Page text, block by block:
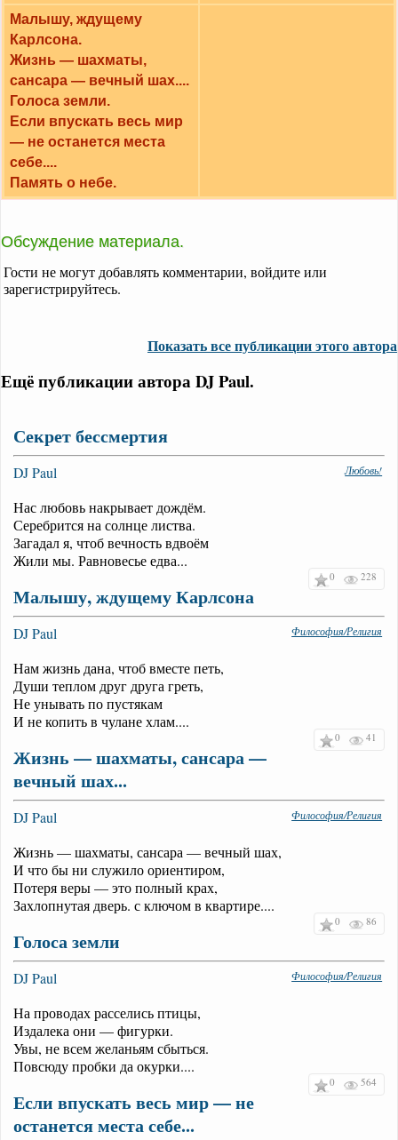
Малышу, ждущему
Карлсона.
Жизнь — шахматы,
сансара — вечный шах....
Голоса земли.
Если впускать весь мир
— не останется места
себе....
Память о небе.
Обсуждение материала.
Гости не могут добавлять комментарии, войдите или
зарегистрируйтесь.
Показать все публикации этого автора
Ещё публикации автора DJ Paul.
Секрет бессмертия
DJ Paul Любовь!
Нас любовь накрывает дождём.
Серебрится на солнце листва.
Загадал я, чтоб вечность вдвоём
Жили мы. Равновесье едва...
0 228
Малышу, ждущему Карлсона
DJ Paul Философия/Религия
Нам жизнь дана, чтоб вместе петь,
Души теплом друг друга греть,
Не унывать по пустякам
И не копить в чулане хлам....
0 41
Жизнь — шахматы, сансара —
вечный шах...
DJ Paul Философия/Религия
Жизнь — шахматы, сансара — вечный шах,
И что бы ни служило ориентиром,
Потеря веры — это полный крах,
Захлопнутая дверь. с ключом в квартире....
0 86
Голоса земли
DJ Paul Философия/Религия
На проводах расселись птицы,
Издалека они — фигурки.
Увы, не всем желаньям сбыться.
Повсюду пробки да окурки....
0 564
Если впускать весь мир — не
останется места себе...